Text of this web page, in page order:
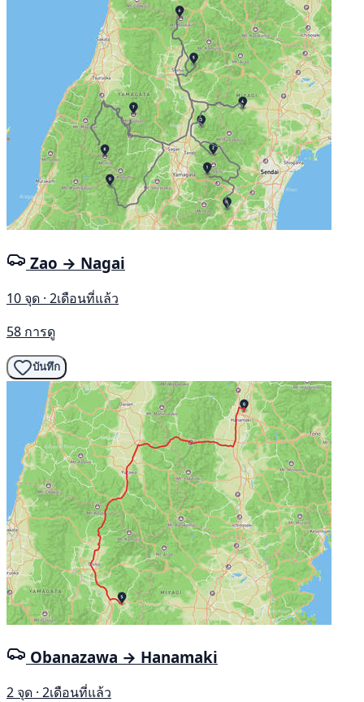
Zao → Nagai
10 จุด · 2เดือนที่แล้ว
58 การดู
บันทึก
Obanazawa → Hanamaki
2 จุด · 2เดือนที่แล้ว